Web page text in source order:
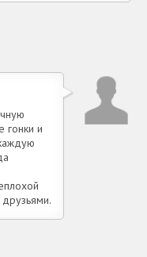
гонки и